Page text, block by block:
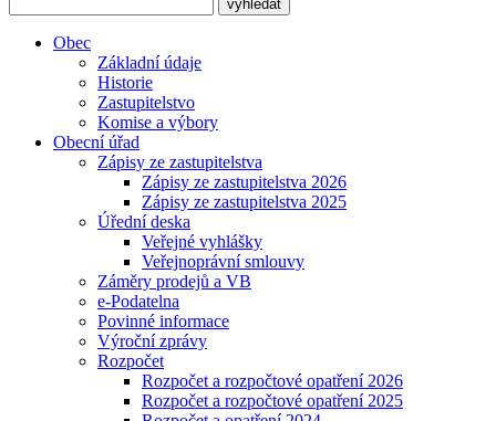
Obec
Základní údaje
Historie
Zastupitelstvo
Komise a výbory
Obecní úřad
Zápisy ze zastupitelstva
Zápisy ze zastupitelstva 2026
Zápisy ze zastupitelstva 2025
Úřední deska
Veřejné vyhlášky
Veřejnoprávní smlouvy
Záměry prodejů a VB
e-Podatelna
Povinné informace
Výroční zprávy
Rozpočet
Rozpočet a rozpočtové opatření 2026
Rozpočet a rozpočtové opatření 2025